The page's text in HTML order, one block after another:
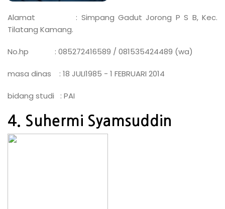
Alamat : Simpang Gadut Jorong P S B, Kec.
Tilatang Kamang.
No.hp : 085272416589 / 081535424489 (wa)
masa dinas : 18 JULI1985 - 1 FEBRUARI 2014
bidang studi : PAI
4. Suhermi Syamsuddin